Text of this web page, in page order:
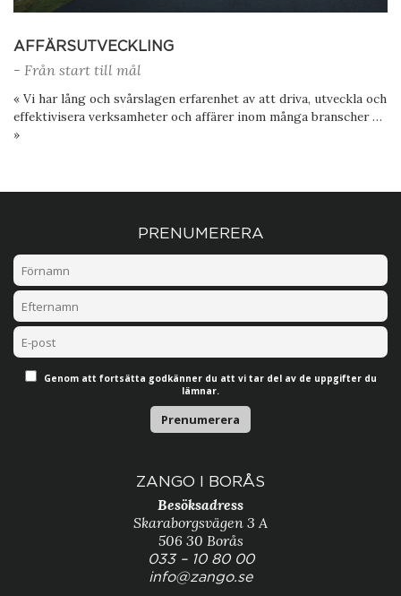
AFFÄRSUTVECKLING
- Från start till mål
« Vi har lång och svårslagen erfarenhet av att driva, utveckla och
effektivisera verksamheter och affärer inom många branscher …
»
PRENUMERERA
Genom att fortsätta godkänner du att vi tar del av de uppgifter du
lämnar.
ZANGO I BORÅS
Besöksadress
Skaraborgsvägen 3 A
506 30 Borås
033 – 10 80 00
info@zango.se